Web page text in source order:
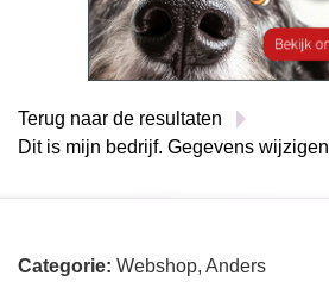
Terug naar de resultaten
Dit is mijn bedrijf. Gegevens wijzigen
Categorie: Webshop, Anders